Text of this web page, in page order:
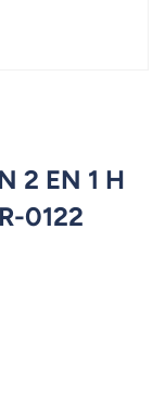
2 EN 1 H
0122